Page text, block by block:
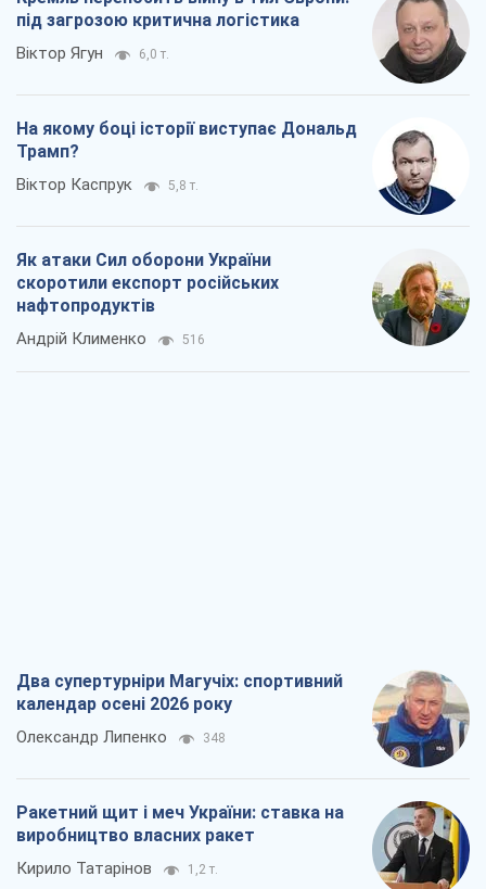
під загрозою критична логістика
Віктор Ягун 6,0 т.
На якому боці історії виступає Дональд
Трамп?
Віктор Каспрук 5,8 т.
Як атаки Сил оборони України
скоротили експорт російських
нафтопродуктів
Андрій Клименко 516
Два супертурніри Магучіх: спортивний
календар осені 2026 року
Олександр Липенко 348
Ракетний щит і меч України: ставка на
виробництво власних ракет
Кирило Татарінов 1,2 т.